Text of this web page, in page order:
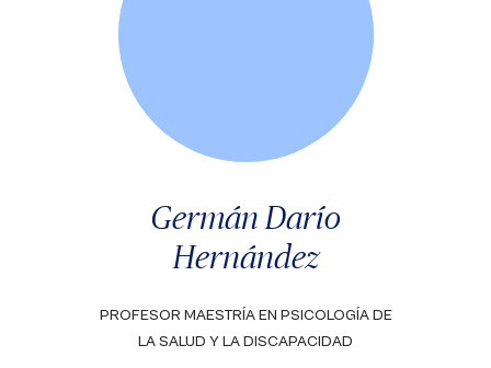
Germán Darío
Hernández
PROFESOR MAESTRÍA EN PSICOLOGÍA DE
LA SALUD Y LA DISCAPACIDAD